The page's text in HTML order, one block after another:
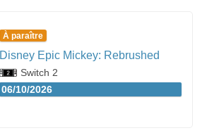
À paraître
Disney Epic Mickey: Rebrushed
Switch 2
06/10/2026